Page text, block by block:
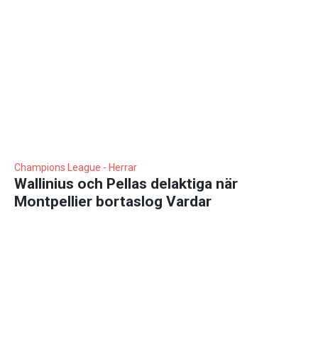
Champions League - Herrar
Wallinius och Pellas delaktiga när
Montpellier bortaslog Vardar